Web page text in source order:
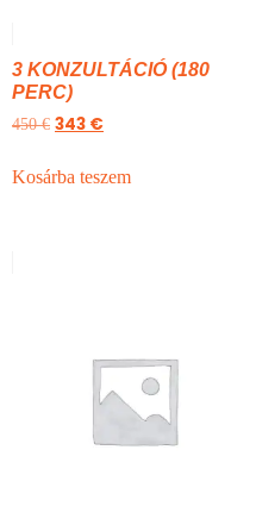
3 KONZULTÁCIÓ (180
PERC)
450€ 343 €
Kosárba teszem